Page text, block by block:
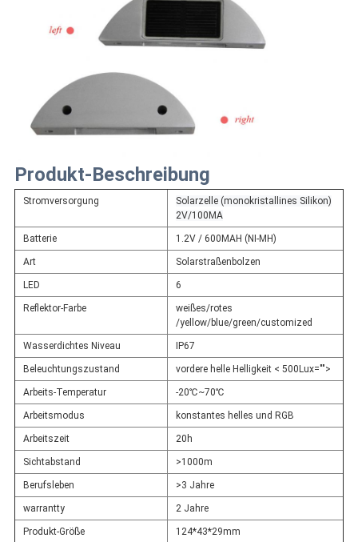
Produkt-Beschreibung
Stromversorgung
Solarzelle (monokristallines Silikon)
2V/100MA
Batterie 1.2V / 600MAH (NI-MH)
Art Solarstraßenbolzen
LED 6
Reflektor-Farbe
weißes/rotes
/yellow/blue/green/customized
Wasserdichtes Niveau IP67
Beleuchtungszustand vordere helle Helligkeit < 500Lux="">
Arbeits-Temperatur -20℃~70℃
Arbeitsmodus konstantes helles und RGB
Arbeitszeit 20h
Sichtabstand >1000m
Berufsleben >3 Jahre
warrantty 2 Jahre
Produkt-Größe 124*43*29mm